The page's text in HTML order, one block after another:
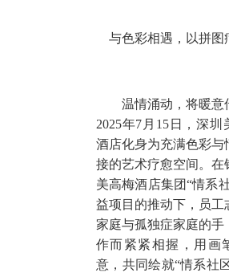
与色彩相遇，以拼图
温情涌动，将暖意
2025年7月15日，深圳
酒店化身为充满色彩与
接的艺术疗愈空间。在
美高梅酒店集团“情系
益项目的推动下，员工
家庭与孤独症家庭的手
作而紧紧相握，用画
意，共同绘就“情系社